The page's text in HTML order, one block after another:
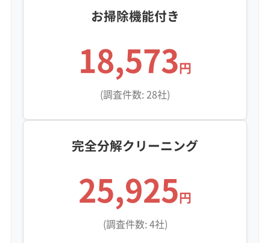
お掃除機能付き
18,573円
(調査件数: 28社)
完全分解クリーニング
25,925円
(調査件数: 4社)